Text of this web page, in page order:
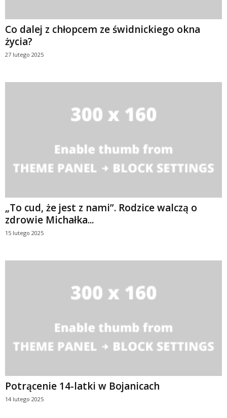
Co dalej z chłopcem ze świdnickiego okna
życia?
27 lutego 2025
„To cud, że jest z nami”. Rodzice walczą o
zdrowie Michałka...
15 lutego 2025
Potrącenie 14-latki w Bojanicach
14 lutego 2025